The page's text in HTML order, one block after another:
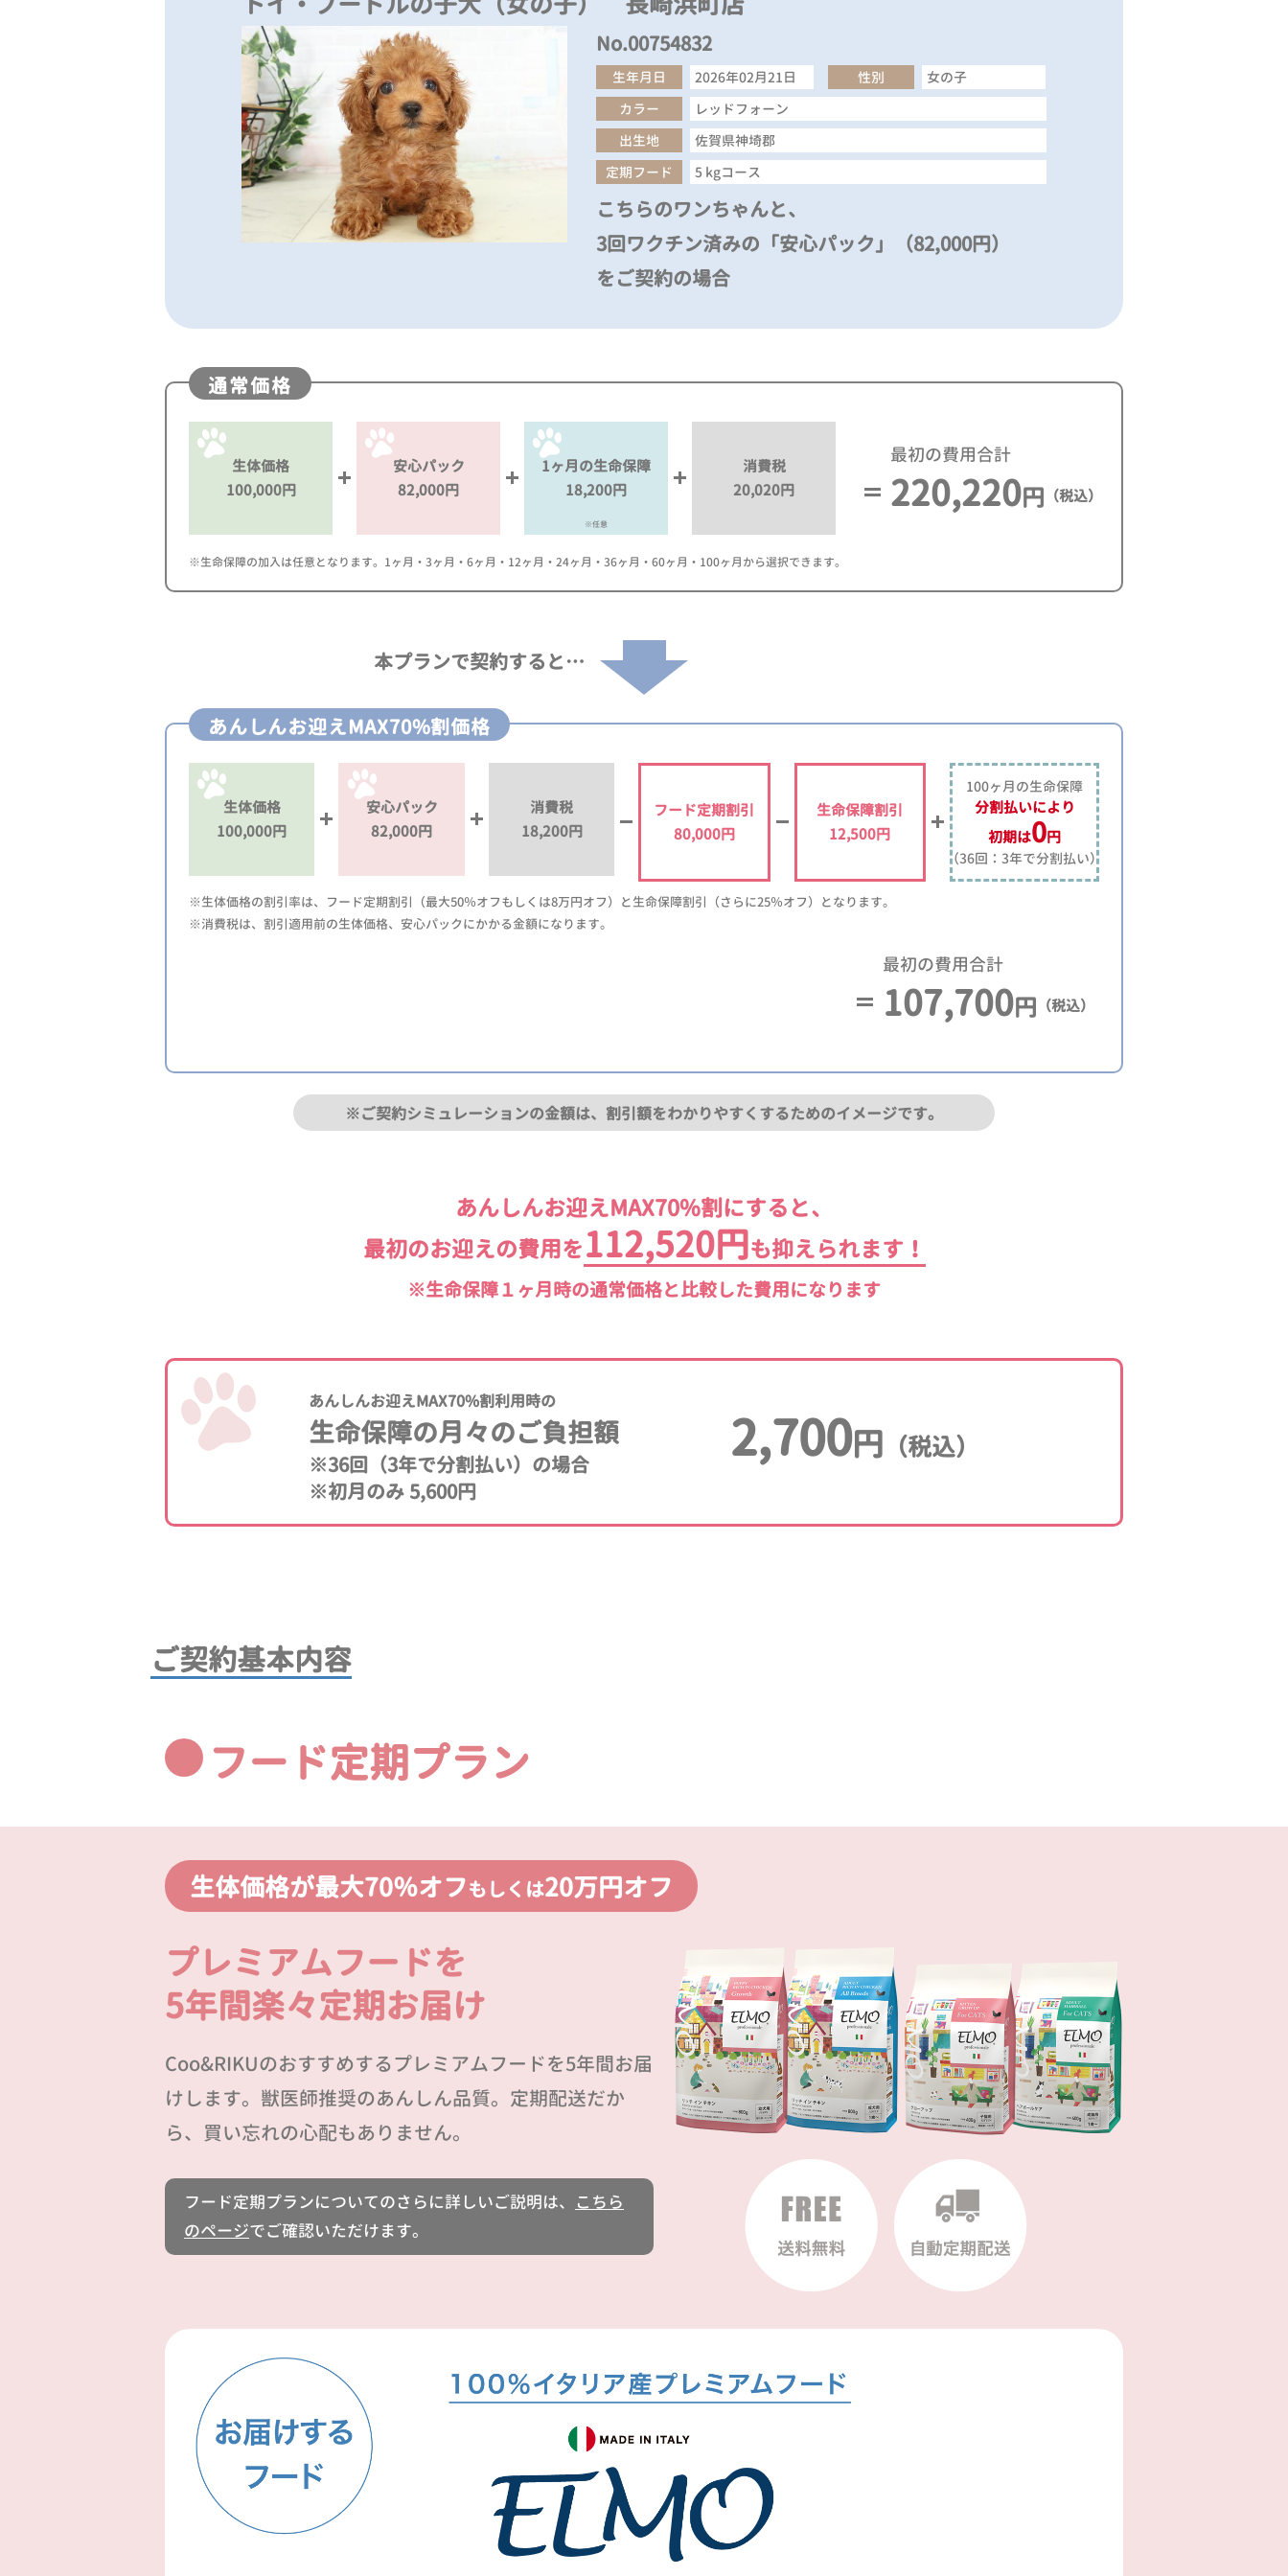
No.00754832
生年月日 2026年02月21日 性別
女の子
カラー
レッドフォーン
出生地
佐賀県神埼郡
定期フード
5 kgコース
こちらのワンちゃんと、
3回ワクチン済みの「安心パック」（82,000円）
をご契約の場合
通常価格
生体価格
100,000円
安心パック
82,000円
1ヶ月の生命保障
18,200円
※任意
消費税
20,020円
最初の費用合計
220,220円 （税込）
※生命保障の加入は任意となります。1ヶ月・3ヶ月・6ヶ月・12ヶ月・24ヶ月・36ヶ月・60ヶ月・100ヶ月から選択できます。
本プランで契約すると…
あんしんお迎えMAX70%割価格
生体価格
100,000円
安心パック
82,000円
消費税
18,200円
フード定期割引
80,000円
生命保障割引
12,500円
100ヶ月の生命保障
分割払いにより
初期は0円
（36回：3年で分割払い）
※生体価格の割引率は、フード定期割引（最大50％オフもしくは8万円オフ）と生命保障割引（さらに25％オフ）となります。
※消費税は、割引適用前の生体価格、安心パックにかかる金額になります。
最初の費用合計
107,700円 （税込）
※ご契約シミュレーションの金額は、割引額をわかりやすくするためのイメージです。
あんしんお迎えMAX70%割にすると、
最初のお迎えの費用を112,520円も抑えられます！
※生命保障１ヶ月時の通常価格と比較した費用になります
あんしんお迎えMAX70%割利用時の
生命保障の月々のご負担額
※36回（3年で分割払い）の場合
※初月のみ 5,600円
2,700円 （税込）
ご契約基本内容
フード定期プラン
生体価格が最大70％オフもしくは20万円オフ
プレミアムフードを
5年間楽々定期お届け
Coo&RIKUのおすすめするプレミアムフードを5年間お届
けします。獣医師推奨のあんしん品質。定期配送だか
ら、買い忘れの心配もありません。
フード定期プランについてのさらに詳しいご説明は、
こちら
のページでご確認いただけます。